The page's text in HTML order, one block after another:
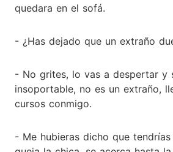
quedara en el sofá.
- ¿Has dejado que un extraño
- No grites, lo vas a despertar y
insoportable, no es un extraño,
cursos conmigo.
- Me hubieras dicho que